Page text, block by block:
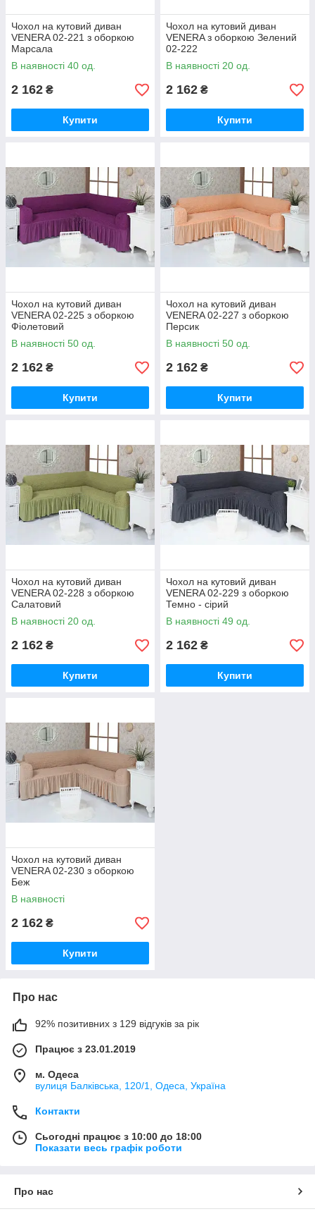
Чохол на кутовий диван
VENERA 02-221 з оборкою
Марсала
В наявності 40 од.
2 162 ₴
Купити
Чохол на кутовий диван
VENERA з оборкою Зелений
02-222
В наявності 20 од.
2 162 ₴
Купити
Чохол на кутовий диван
VENERA 02-225 з оборкою
Фіолетовий
В наявності 50 од.
2 162 ₴
Купити
Чохол на кутовий диван
VENERA 02-227 з оборкою
Персик
В наявності 50 од.
2 162 ₴
Купити
Чохол на кутовий диван
VENERA 02-228 з оборкою
Салатовий
В наявності 20 од.
2 162 ₴
Купити
Чохол на кутовий диван
VENERA 02-229 з оборкою
Темно - сірий
В наявності 49 од.
2 162 ₴
Купити
Чохол на кутовий диван
VENERA 02-230 з оборкою
Беж
В наявності
2 162 ₴
Купити
Про нас
92% позитивних з 129 відгуків за рік
Працює з 23.01.2019
м. Одеса
вулиця Балківська, 120/1, Одеса, Україна
Контакти
Сьогодні працює з 10:00 до 18:00
Показати весь графік роботи
Про нас